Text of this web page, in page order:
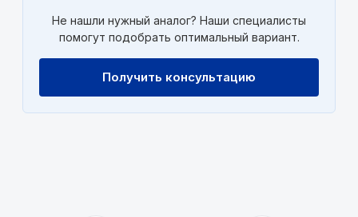
Не нашли нужный аналог? Наши специалисты
помогут подобрать оптимальный вариант.
Получить консультацию